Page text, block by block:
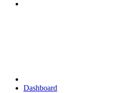
Dashboard